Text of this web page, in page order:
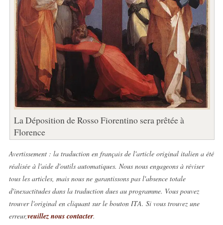
La Déposition de Rosso Fiorentino sera prêtée à
Florence
Avertissement : la traduction en français de l'article original italien a été
réalisée à l'aide d'outils automatiques. Nous nous engageons à réviser
tous les articles, mais nous ne garantissons pas l'absence totale
d'inexactitudes dans la traduction dues au programme. Vous pouvez
trouver l'original en cliquant sur le bouton ITA. Si vous trouvez une
erreur,veuillez nous contacter.